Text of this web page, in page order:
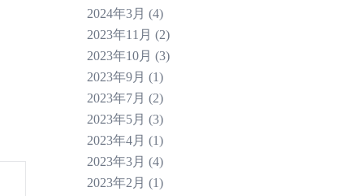
2024年3月 (4)
2023年11月 (2)
2023年10月 (3)
2023年9月 (1)
2023年7月 (2)
2023年5月 (3)
2023年4月 (1)
2023年3月 (4)
2023年2月 (1)